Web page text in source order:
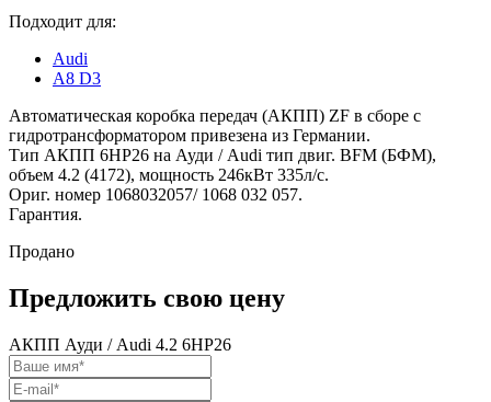
Подходит для:
Audi
A8 D3
Автоматическая коробка передач (АКПП) ZF в сборе с
гидротрансформатором привезена из Германии.
Тип АКПП 6HP26 на Ауди / Audi тип двиг. BFM (БФМ),
объем 4.2 (4172), мощность 246кВт 335л/с.
Ориг. номер 1068032057/ 1068 032 057.
Гарантия.
Продано
Предложить свою цену
АКПП Ауди / Audi 4.2 6HP26